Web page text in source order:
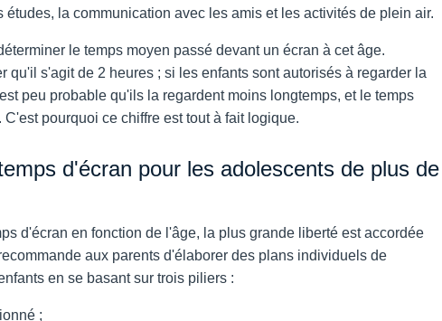
la communication avec les amis et les activités de plein air.
le temps moyen passé devant un écran à cet âge.
qu'il s'agit de 2 heures ; si les enfants sont autorisés à regarder la
peu probable qu'ils la regardent moins longtemps, et le temps
pourquoi ce chiffre est tout à fait logique.
d'écran pour les adolescents de plus de
d'écran en fonction de l'âge, la plus grande liberté est accordée
aux parents d'élaborer des plans individuels de
en se basant sur trois piliers :
;